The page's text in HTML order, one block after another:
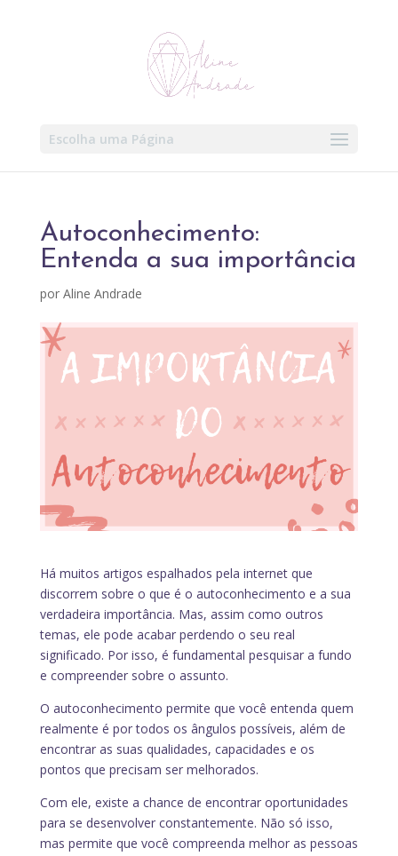
Escolha uma Página
Autoconhecimento:
Entenda a sua importância
por Aline Andrade
Há muitos artigos espalhados pela internet que
discorrem sobre o que é o autoconhecimento e a sua
verdadeira importância. Mas, assim como outros
temas, ele pode acabar perdendo o seu real
significado. Por isso, é fundamental pesquisar a fundo
e compreender sobre o assunto.
O autoconhecimento permite que você entenda quem
realmente é por todos os ângulos possíveis, além de
encontrar as suas qualidades, capacidades e os
pontos que precisam ser melhorados.
Com ele, existe a chance de encontrar oportunidades
para se desenvolver constantemente. Não só isso,
mas permite que você compreenda melhor as pessoas